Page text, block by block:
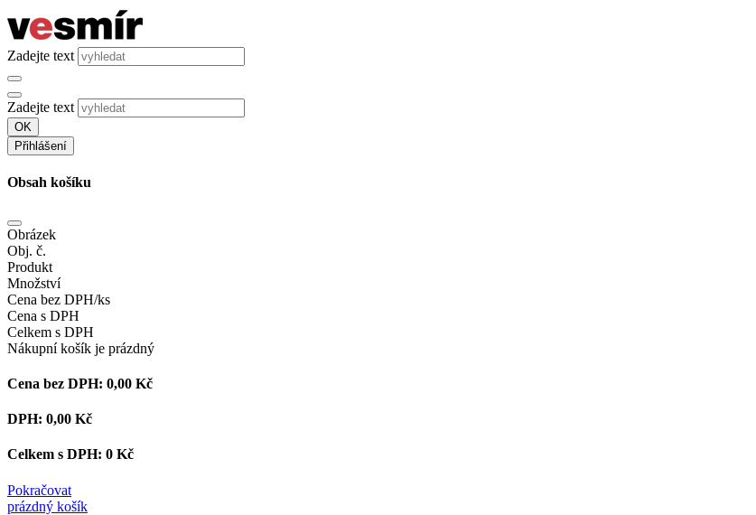
Zadejte text
Zadejte text
OK
Přihlášení
Obsah košíku
Obrázek
Obj. č.
Produkt
Množství
Cena bez DPH/ks
Cena s DPH
Celkem s DPH
Nákupní košík je prázdný
Cena bez DPH: 0,00 Kč
DPH: 0,00 Kč
Celkem s DPH: 0 Kč
Pokračovat
prázdný košík